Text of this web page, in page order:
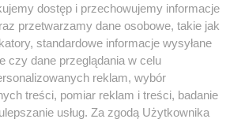
POLITYKA PRYWATNOŚCI HOSTING
RSS FACEBOOK KONTAKT
dostęp i przechowujemy informacje
przetwarzamy dane osobowe, takie jak
standardowe informacje wysyłane
czy dane przeglądania w celu
reklam, wybór
treści, pomiar reklam i treści, badanie
usług. Za zgodą Użytkownika